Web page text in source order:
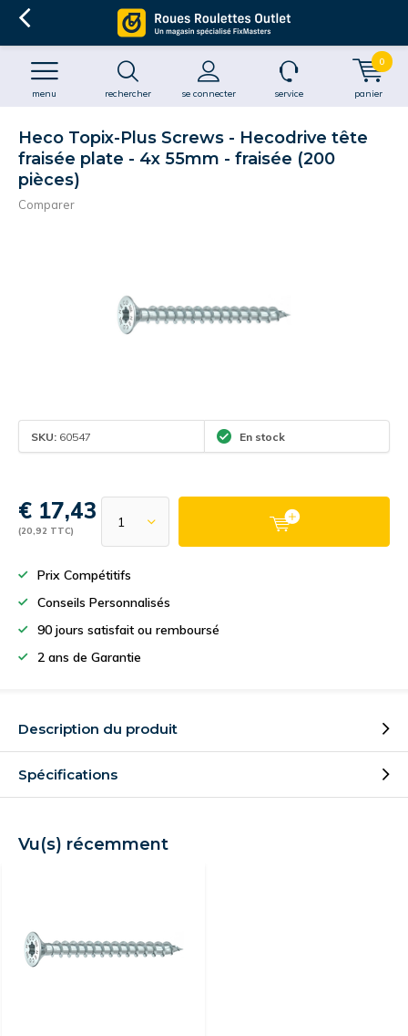
rechercher se connecter
menu service panier
0
Heco Topix-Plus Screws - Hecodrive tête
fraisée plate - 4x 55mm - fraisée (200
pièces)
Comparer
SKU: 60547 En stock
€ 17,43
(20,92 TTC)
Prix Compétitifs
Conseils Personnalisés
90 jours satisfait ou remboursé
2 ans de Garantie
Description du produit
Spécifications
Vu(s) récemment